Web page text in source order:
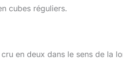
cubes réguliers.
en deux dans le sens de la